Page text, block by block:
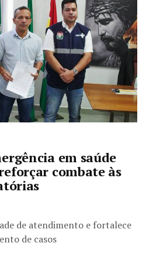
em saúde
combate às
de atendimento e fortalece
de casos